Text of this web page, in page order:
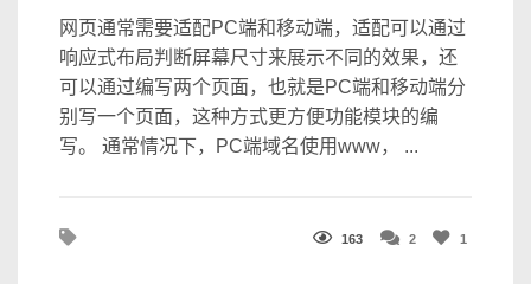
网页通常需要适配PC端和移动端，适配可以通过
响应式布局判断屏幕尺寸来展示不同的效果，还
可以通过编写两个页面，也就是PC端和移动端分
别写一个页面，这种方式更方便功能模块的编
写。 通常情况下，PC端域名使用www， ...
163 2 1